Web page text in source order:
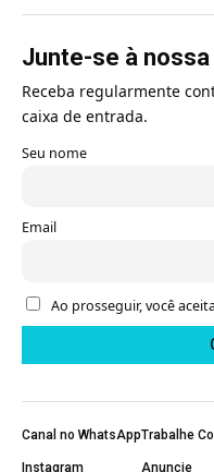
Junte-se à
Receba regularmente
caixa de entrada.
Seu nome
Email
Ao prosseguir, você
Canal no WhatsApp
Instagram
Trabalhe
Anuncie